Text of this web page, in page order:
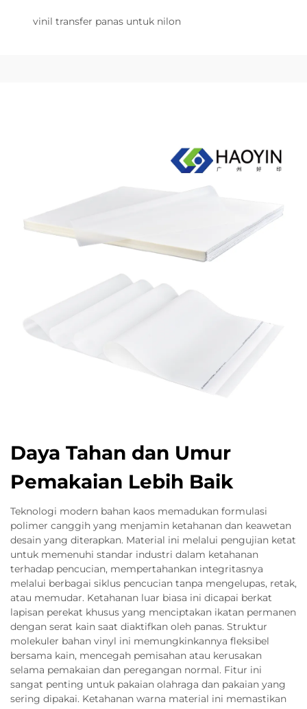
vinil transfer panas untuk nilon
Daya Tahan dan Umur
Pemakaian Lebih Baik
Teknologi modern bahan kaos memadukan formulasi
polimer canggih yang menjamin ketahanan dan keawetan
desain yang diterapkan. Material ini melalui pengujian ketat
untuk memenuhi standar industri dalam ketahanan
terhadap pencucian, mempertahankan integritasnya
melalui berbagai siklus pencucian tanpa mengelupas, retak,
atau memudar. Ketahanan luar biasa ini dicapai berkat
lapisan perekat khusus yang menciptakan ikatan permanen
dengan serat kain saat diaktifkan oleh panas. Struktur
molekuler bahan vinyl ini memungkinkannya fleksibel
bersama kain, mencegah pemisahan atau kerusakan
selama pemakaian dan peregangan normal. Fitur ini
sangat penting untuk pakaian olahraga dan pakaian yang
sering dipakai. Ketahanan warna material ini memastikan